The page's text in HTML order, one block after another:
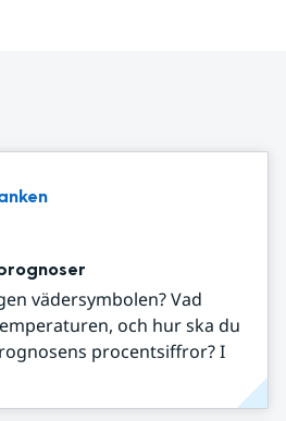
vädersymbolen? Vad
och hur ska du
procentsiffror? I